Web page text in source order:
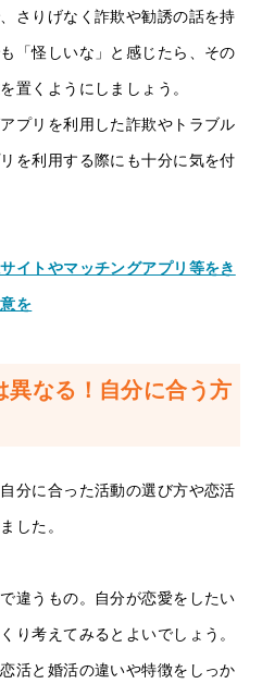
さりげなく詐欺や勧誘の話を持
「怪しいな」と感じたら、その
置くようにしましょう。
プリを利用した詐欺やトラブル
を利用する際にも十分に気を付
イトやマッチングアプリ等をき
を
異なる！自分に合う方
分に合った活動の選び方や恋活
した。
違うもの。自分が恋愛をしたい
り考えてみるとよいでしょう。
活と婚活の違いや特徴をしっか